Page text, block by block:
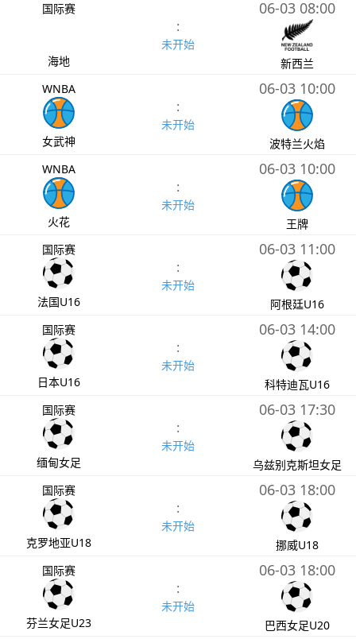
国际赛
海地
:
未开始
06-03 08:00
新西兰
WNBA
女武神
:
未开始
06-03 10:00
波特兰火焰
WNBA
火花
:
未开始
06-03 10:00
王牌
国际赛
法国U16
:
未开始
06-03 11:00
阿根廷U16
国际赛
日本U16
:
未开始
06-03 14:00
科特迪瓦U16
国际赛
缅甸女足
:
未开始
06-03 17:30
乌兹别克斯坦女足
国际赛
克罗地亚U18
:
未开始
06-03 18:00
挪威U18
国际赛
芬兰女足U23
:
未开始
06-03 18:00
巴西女足U20